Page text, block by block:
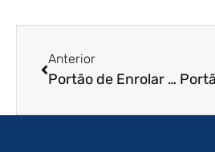
Anterior
Portão de Enrolar em Macapá – AP